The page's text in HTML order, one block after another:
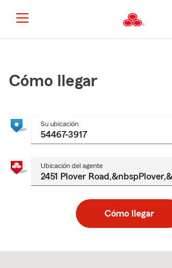
al
contenido
principal
principal
Cómo llegar
Su ubicación
Ubicación del agente
Cómo llegar
to